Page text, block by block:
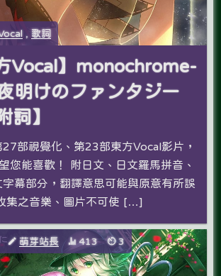
歌詞
Vocal】monochrome-
明けのファンタジー
詞】
部視覺化、第23部東方Vocal影片，
您能喜歡­！ 附日文、日文羅馬拼音、
幕部分，翻譯意思可能與原意有所誤
集之音樂、圖片不可使 […]
萌芽站長 413 3